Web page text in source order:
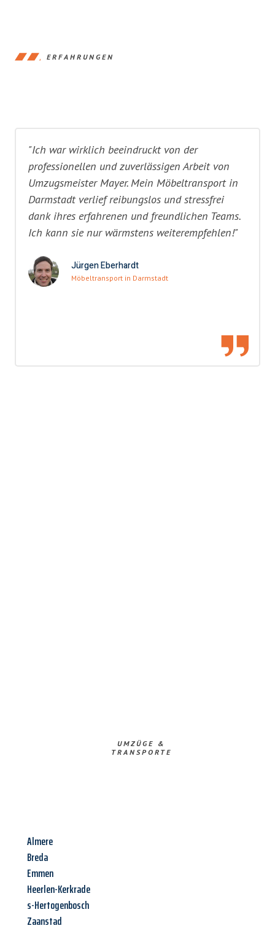
ERFAHRUNGEN
"Ich war wirklich beeindruckt von der
professionellen und zuverlässigen Arbeit von
Umzugsmeister Mayer. Mein Möbeltransport in
Darmstadt verlief reibungslos und stressfrei
dank ihres erfahrenen und freundlichen Teams.
Ich kann sie nur wärmstens weiterempfehlen!"
Jürgen Eberhardt
Möbeltransport in Darmstadt
UMZÜGE &
TRANSPORTE
Almere
Breda
Emmen
Heerlen-Kerkrade
s-Hertogenbosch
Zaanstad